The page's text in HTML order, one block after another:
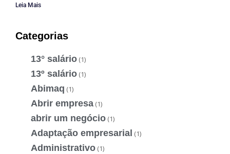
Leia Mais
Categorias
13° salário (1)
13º salário (1)
Abimaq (1)
Abrir empresa (1)
abrir um negócio (1)
Adaptação empresarial (1)
Administrativo (1)